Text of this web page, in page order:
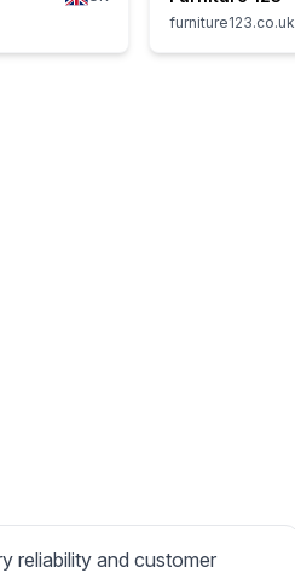
furniture123.co.uk
reliability and customer